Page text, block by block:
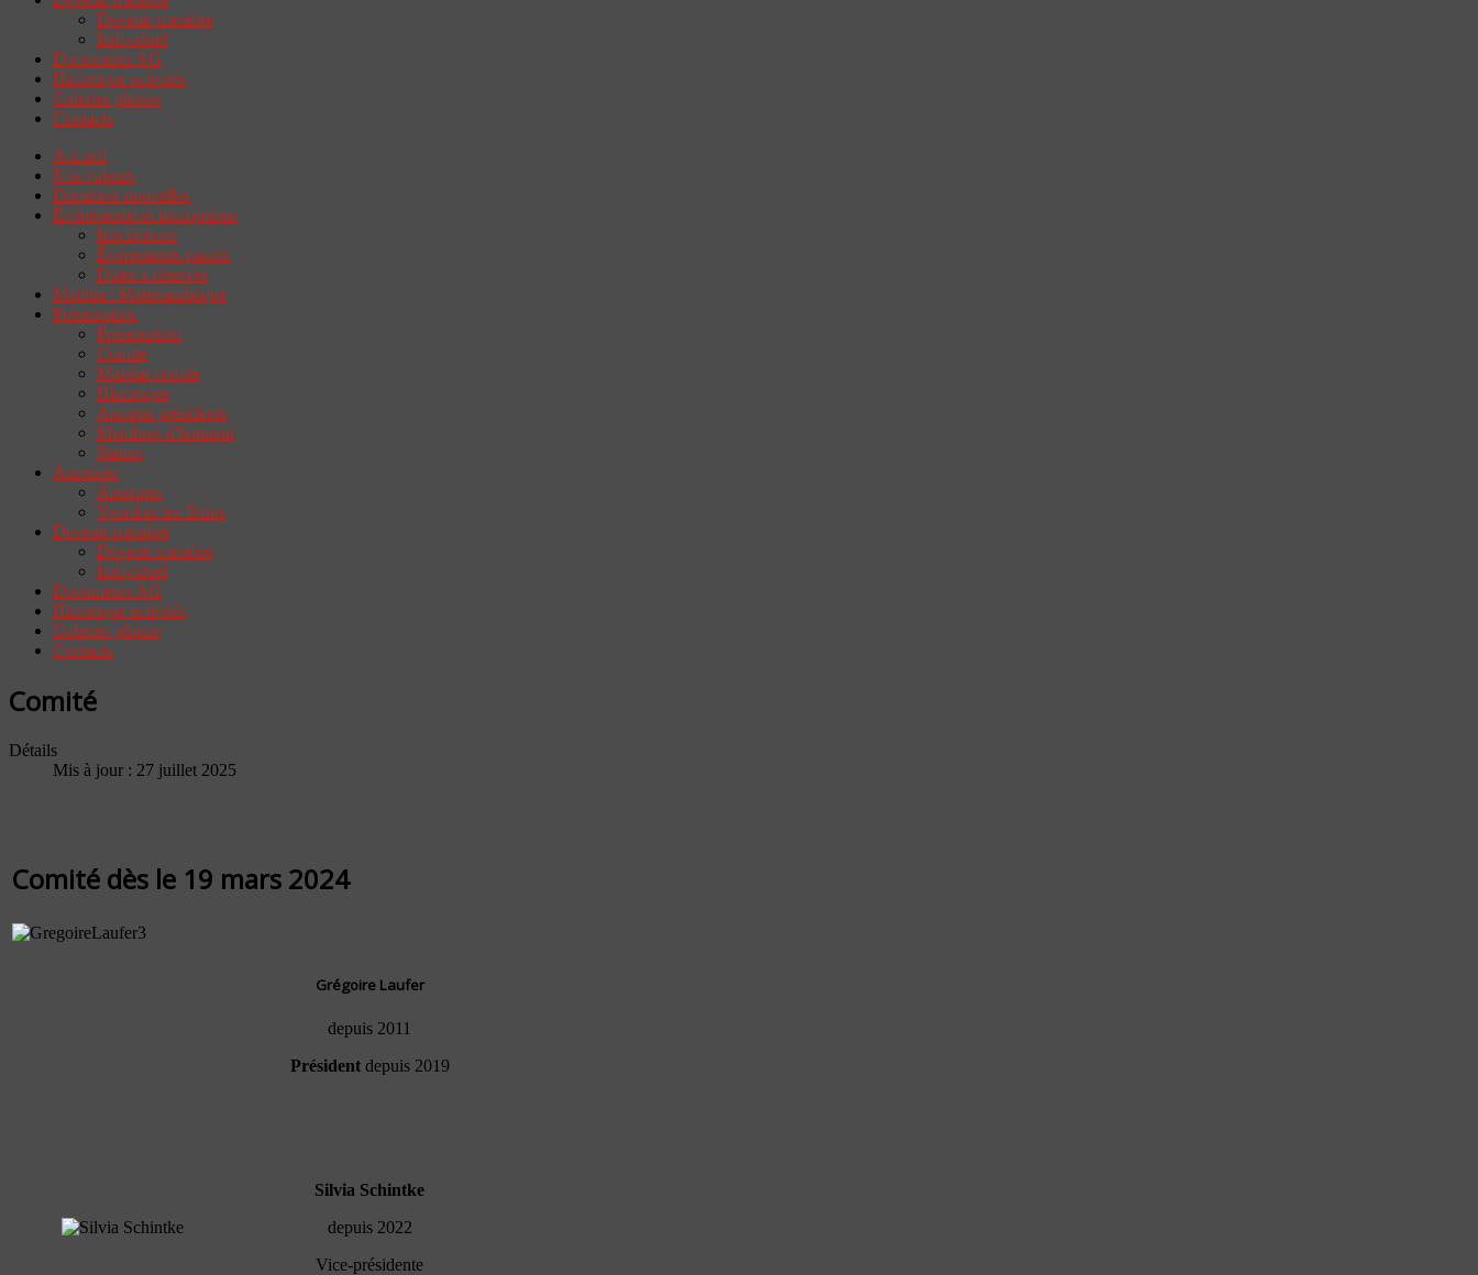
Devenir membre
Individuel
Documents AG
Historique activités
Galeries photos
Contacts
Accueil
Nos valeurs
Dernières nouvelles
Événements et inscriptions
Inscriptions
Événements passés
Dates à réserver
Matilda : Matériauthèque
Présentation
Présentation
Comité
Mandat comité
Historique
Anciens présidents
Membres d'honneur
Statuts
Antennes
Antennes
Yverdon-les-Bains
Devenir membre
Devenir membre
Individuel
Documents AG
Historique activités
Galeries photos
Contacts
Comité
Détails
Mis à jour : 27 juillet 2025
Comité dès le 19 mars 2024
Grégoire Laufer
depuis 2011
Présidentdepuis 2019
Silvia Schintke
depuis 2022
Vice-présidente